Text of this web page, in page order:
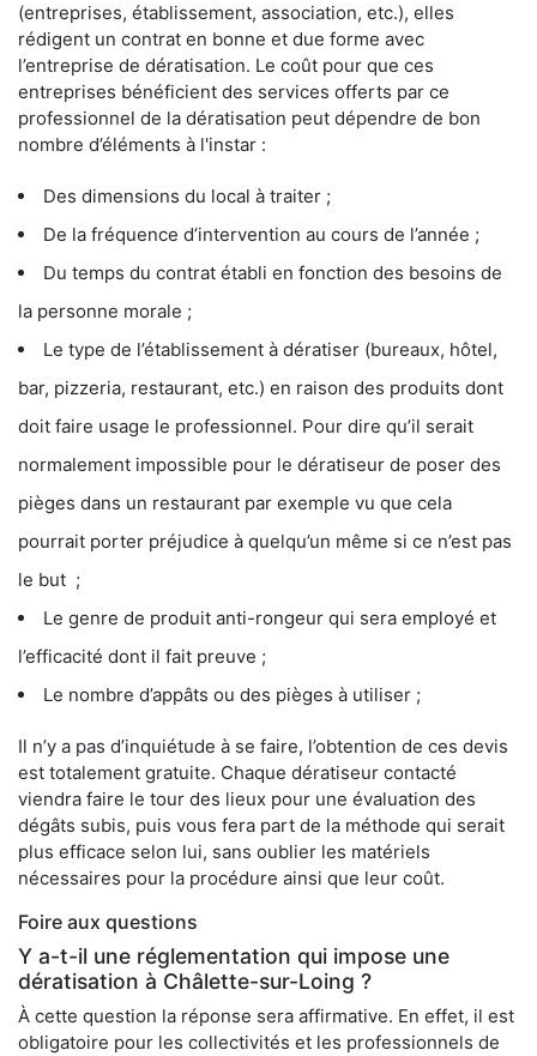
(entreprises, établissement, association, etc.), elles
rédigent un contrat en bonne et due forme avec
l’entreprise de dératisation. Le coût pour que ces
entreprises bénéficient des services offerts par ce
professionnel de la dératisation peut dépendre de bon
nombre d’éléments à l'instar :
Des dimensions du local à traiter ;
De la fréquence d’intervention au cours de l’année ;
Du temps du contrat établi en fonction des besoins de
la personne morale ;
Le type de l’établissement à dératiser (bureaux, hôtel,
bar, pizzeria, restaurant, etc.) en raison des produits dont
doit faire usage le professionnel. Pour dire qu’il serait
normalement impossible pour le dératiseur de poser des
pièges dans un restaurant par exemple vu que cela
pourrait porter préjudice à quelqu’un même si ce n’est pas
le but ;
Le genre de produit anti-rongeur qui sera employé et
l’efficacité dont il fait preuve ;
Le nombre d’appâts ou des pièges à utiliser ;
Il n’y a pas d’inquiétude à se faire, l’obtention de ces devis
est totalement gratuite. Chaque dératiseur contacté
viendra faire le tour des lieux pour une évaluation des
dégâts subis, puis vous fera part de la méthode qui serait
plus efficace selon lui, sans oublier les matériels
nécessaires pour la procédure ainsi que leur coût.
Foire aux questions
Y a-t-il une réglementation qui impose une
dératisation à Châlette-sur-Loing ?
À cette question la réponse sera affirmative. En effet, il est
obligatoire pour les collectivités et les professionnels de